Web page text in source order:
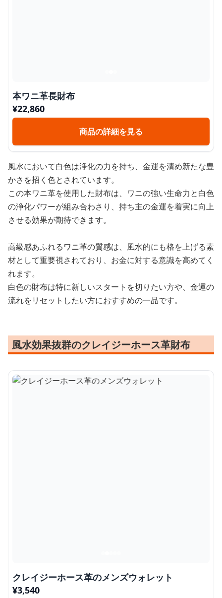
本ワニ革長財布
¥22,860
商品の詳細を見る
風水において白色は浄化の力を持ち、金運を清め新たな豊
かさを招く色とされています。
この本ワニ革を使用した財布は、ワニの強い生命力と白色
の浄化パワーが組み合わさり、持ち主の金運を着実に向上
させる効果が期待できます。
高級感あふれるワニ革の質感は、風水的にも格を上げる素
材として重要視されており、お金に対する意識を高めてく
れます。
白色の財布は特に新しいスタートを切りたい方や、金運の
流れをリセットしたい方におすすめの一品です。
風水効果抜群のクレイジーホース革財布
クレイジーホース革のメンズウォレット
¥3,540